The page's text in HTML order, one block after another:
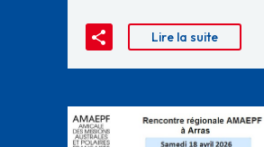
Lire la suite